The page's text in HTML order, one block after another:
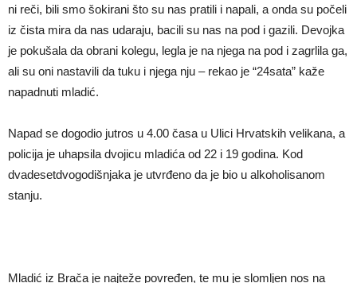
ni reči, bili smo šokirani što su nas pratili i napali, a onda su počeli
iz čista mira da nas udaraju, bacili su nas na pod i gazili. Devojka
je pokušala da obrani kolegu, legla je na njega na pod i zagrlila ga,
ali su oni nastavili da tuku i njega nju – rekao je “24sata” kaže
napadnuti mladić.
Napad se dogodio jutros u 4.00 časa u Ulici Hrvatskih velikana, a
policija je uhapsila dvojicu mladića od 22 i 19 godina. Kod
dvadesetdvogodišnjaka je utvrđeno da je bio u alkoholisanom
stanju.
Mladić iz Brača je najteže povređen, te mu je slomljen nos na